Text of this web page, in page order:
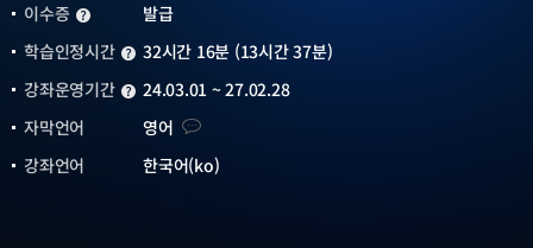
이수증 이수증
발급
학습인정시간 학습인정시간
32시간 16분 (13시간 37분)
강좌운영기간 강좌운영기간
24.03.01 ~ 27.02.28
자막언어
영어 자막언어
강좌언어
한국어(ko)